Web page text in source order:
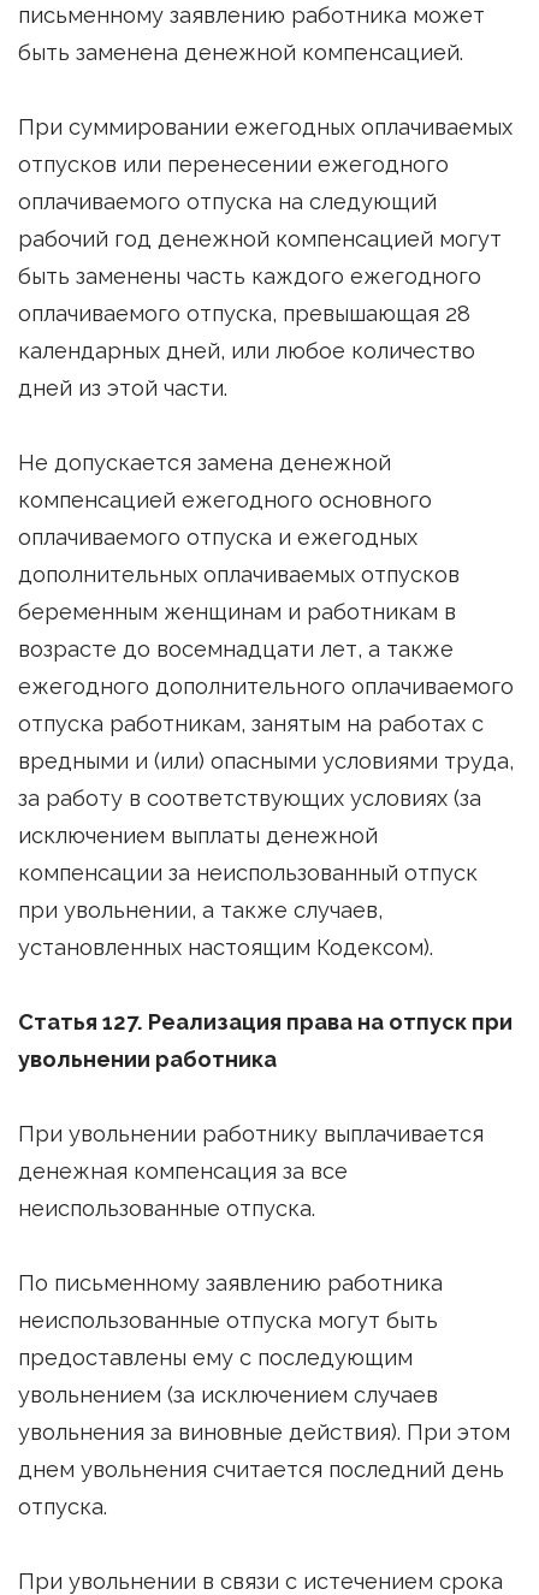
письменному заявлению работника может
быть заменена денежной компенсацией.
При суммировании ежегодных оплачиваемых
отпусков или перенесении ежегодного
оплачиваемого отпуска на следующий
рабочий год денежной компенсацией могут
быть заменены часть каждого ежегодного
оплачиваемого отпуска, превышающая 28
календарных дней, или любое количество
дней из этой части.
Не допускается замена денежной
компенсацией ежегодного основного
оплачиваемого отпуска и ежегодных
дополнительных оплачиваемых отпусков
беременным женщинам и работникам в
возрасте до восемнадцати лет, а также
ежегодного дополнительного оплачиваемого
отпуска работникам, занятым на работах с
вредными и (или) опасными условиями труда,
за работу в соответствующих условиях (за
исключением выплаты денежной
компенсации за неиспользованный отпуск
при увольнении, а также случаев,
установленных настоящим Кодексом).
Статья 127. Реализация права на отпуск при
увольнении работника
При увольнении работнику выплачивается
денежная компенсация за все
неиспользованные отпуска.
По письменному заявлению работника
неиспользованные отпуска могут быть
предоставлены ему с последующим
увольнением (за исключением случаев
увольнения за виновные действия). При этом
днем увольнения считается последний день
отпуска.
При увольнении в связи с истечением срока